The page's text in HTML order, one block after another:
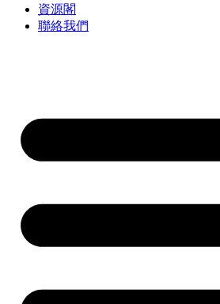
資源閣
聯絡我們